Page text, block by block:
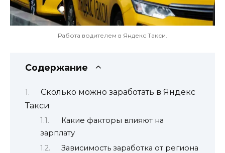
Работа водителем в Яндекс Такси.
Содержание
Сколько можно заработать в Яндекс
Такси
Какие факторы влияют на
зарплату
Зависимость заработка от региона